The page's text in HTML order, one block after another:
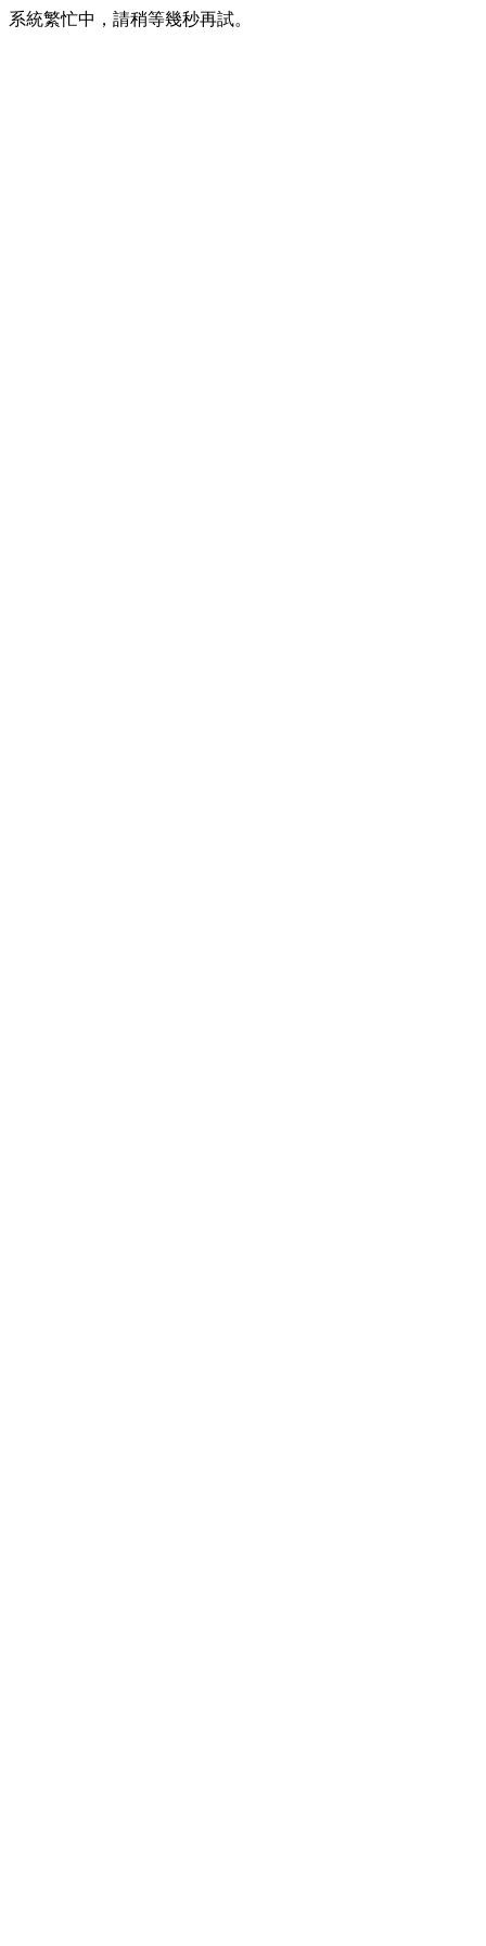
系統繁忙中，請稍等幾秒再試。